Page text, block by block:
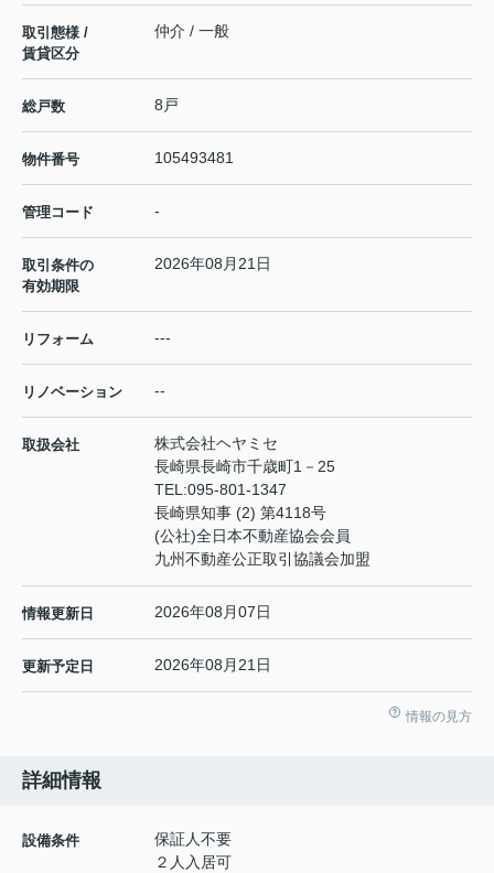
取引態様 /
賃貸区分
仲介 / 一般
総戸数 8戸
物件番号 105493481
管理コード -
取引条件の
有効期限
2026年08月21日
リフォーム ---
リノベーション --
取扱会社
株式会社ヘヤミセ
長崎県長崎市千歳町1－25
TEL:095-801-1347
長崎県知事 (2) 第4118号
(公社)全日本不動産協会会員
九州不動産公正取引協議会加盟
情報更新日 2026年08月07日
更新予定日 2026年08月21日
情報の見方
詳細情報
設備条件
保証人不要
２人入居可